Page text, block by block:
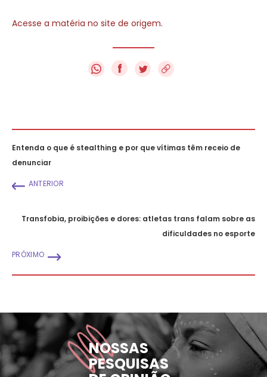
Acesse a matéria no site de origem.
f
Entenda o que é stealthing e por que vítimas têm receio de
denunciar
ANTERIOR
Transfobia, proibições e dores: atletas trans falam sobre as
dificuldades no esporte
PRÓXIMO
NOSSAS
PESQUISAS